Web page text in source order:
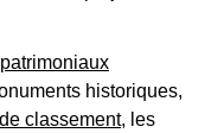
historiques,
classement, les